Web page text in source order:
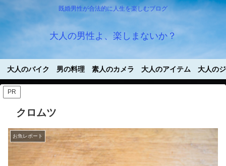
既婚男性が合法的に人生を楽しむブログ
大人の男性よ、楽しまないか？
大人のバイク 男の料理 素人のカメラ 大人のアイテム 大人の
PR
クロムツ
お魚レポート